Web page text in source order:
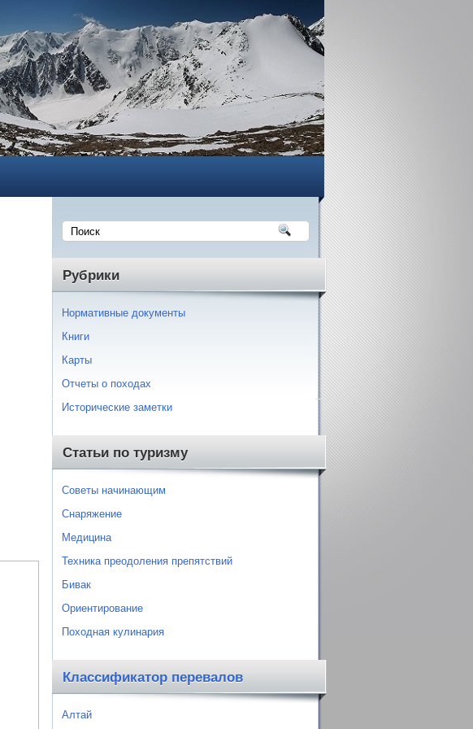
Рубрики
Нормативные документы
Книги
Карты
Отчеты о походах
Исторические заметки
Статьи по туризму
Советы начинающим
Снаряжение
Медицина
Техника преодоления препятствий
Бивак
Ориентирование
Походная кулинария
Классификатор перевалов
Алтай